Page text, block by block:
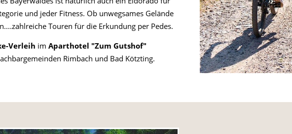
und jeder Fitness. Ob unwegsames Gelände
Touren für die Erkundung per Pedes.
Verleih im Aparthotel "Zum Gutshof"
Rimbach und Bad Kötzting.